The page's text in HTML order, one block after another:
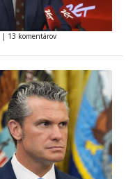
| 13 komentárov